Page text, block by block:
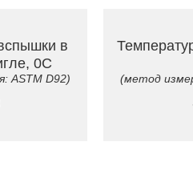
в
0C
ASTM D92) (метод